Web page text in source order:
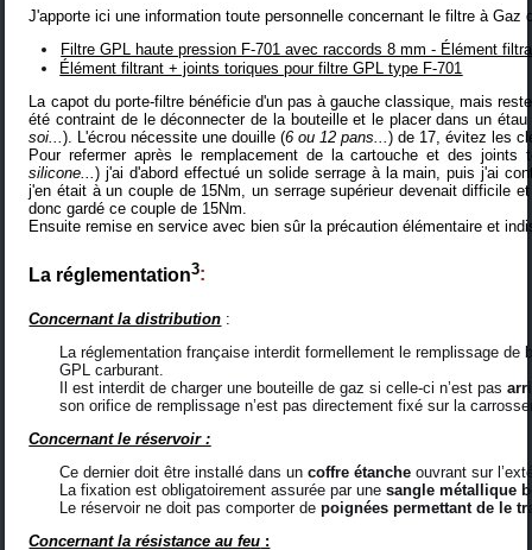
J'apporte ici une information toute personnelle concernant le filtre à Gaz
Filtre GPL haute pression F-701 avec raccords 8 mm - Élément
Élément filtrant + joints toriques pour filtre GPL type F-701
La capot du porte-filtre bénéficie d'un pas à gauche classique, mais
été contraint de le déconnecter de la bouteille et le placer dans un étau
soi...). L'écrou nécessite une douille (6 ou 12 pans...) de 17, évitez les
Pour refermer après le remplacement de la cartouche et des joints
silicone...) j'ai d'abord effectué un solide serrage à la main, puis j'ai
j'en était à un couple de 15Nm, un serrage supérieur devenait difficile
donc gardé ce couple de 15Nm.
Ensuite remise en service avec bien sûr la précaution élémentaire et
La réglementation3:
Concernant la distribution :
La réglementation française interdit formellement le remplissage
GPL carburant.
Il est interdit de charger une bouteille de gaz si celle-ci n’est pasa
son orifice de remplissage n’est pas directement fixé sur la
Concernant le réservoir :
Ce dernier doit être installé dans uncoffre étanche ouvrant sur
La fixation est obligatoirement assurée par unesangle métallique
Le réservoir ne doit pas comporter depoignées permettant de le
Concernant la résistance au feu :